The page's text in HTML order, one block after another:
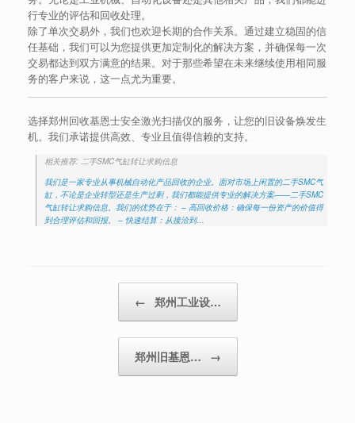
行专业的评估和回收处理。
除了单次交易外，我们也欢迎长期的合作关系。通过建立稳固的信
任基础，我们可以为您提供更加定制化的解决方案，并确保每一次
交易都达到双方满意的结果。对于那些希望在未来继续使用相同服
务的客户来说，这一点尤为重要。
选择郑州回收基恩士安全激光扫描仪的服务，让您的旧设备焕发生
机。我们承诺提供高效、专业且值得信赖的支持。
相关推荐: 二手SMC气缸转让求购信息
我们是一家专业从事机械自动化产品回收的企业。面对市场上闲置的二手SMC气
缸，不论是企业转型还是生产过剩，我们都能提供专业的解决方案——二手SMC
气缸转让求购信息。我们的优势在于： – 高回收价格：确保每一份资产的价值得
到合理评估和回报。 – 快速结算：从接洽到…
← 郑州工业设…
郑州旧基恩… →